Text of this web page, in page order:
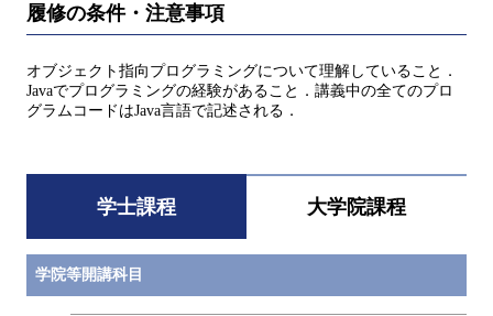
履修の条件・注意事項
オブジェクト指向プログラミングについて理解していること．
Javaでプログラミングの経験があること．講義中の全てのプロ
グラムコードはJava言語で記述される．
学士課程 大学院課程
学院等開講科目